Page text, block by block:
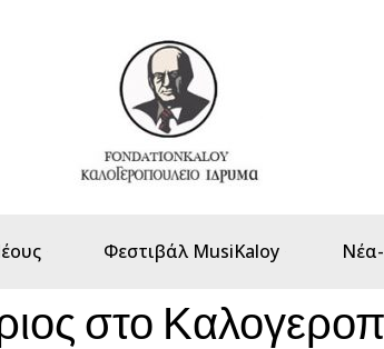
Φεστιβάλ MusiKaloy
στο